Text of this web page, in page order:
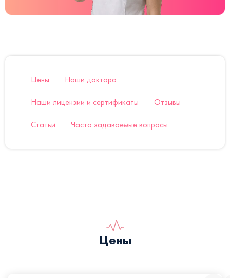
Цены Наши доктора
Наши лицензии и сертификаты Отзывы
Статьи Часто задаваемые вопросы
Цены